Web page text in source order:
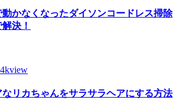
動かなくなったダイソンコードレス掃除
決！
リカちゃんをサラサラヘアにする方法